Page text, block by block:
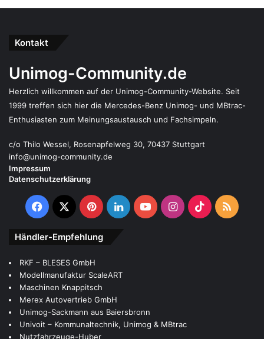
Kontakt
Unimog-Community.de
Herzlich willkommen auf der Unimog-Community-Website. Seit
1999 treffen sich hier die Mercedes-Benz Unimog- und MBtrac-
Enthusiasten zum Meinungsaustausch und Fachsimpeln.
c/o Thilo Wessel, Rosenapfelweg 30, 70437 Stuttgart
info@unimog-community.de
Impressum
Datenschutzerklärung
Facebook
X PinterestLinkedInYouTubeInstagram
TikTokRSS
Händler-Empfehlung
RKF – BLESES GmbH
Modellmanufaktur ScaleART
Maschinen Knappitsch
Merex Autovertrieb GmbH
Unimog-Sackmann aus Baiersbronn
Univoit – Kommunaltechnik, Unimog & MBtrac
Nutzfahrzeuge-Huber